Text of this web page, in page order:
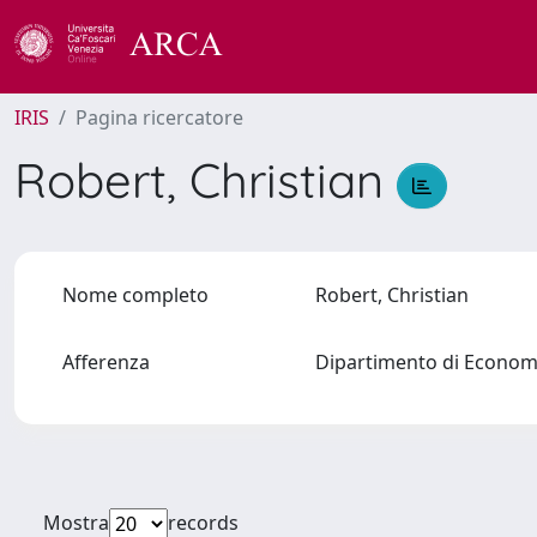
IRIS Pagina ricercatore
Robert, Christian
Nome completo Robert, Christian
Afferenza Dipartimento di
Mostra records